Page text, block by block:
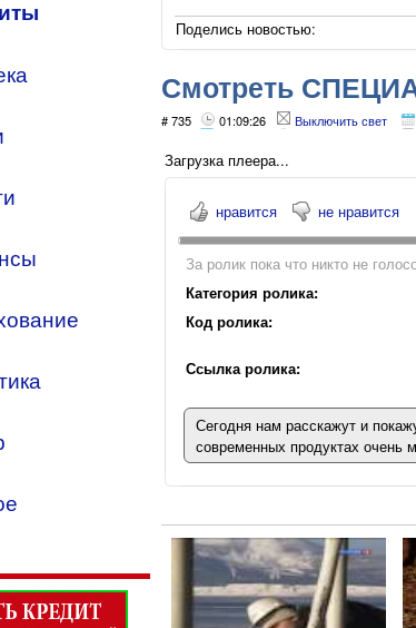
Поделись новостью:
Смотреть
(22.10.2013) ©
# 735 01:09:26 Выключить свет
Загрузка плеера...
нравится не нравится
За ролик пока что никто не
Категория ролика:
Код ролика:
Ссылка ролика:
Сегодня нам расскажут и
современных продуктах очень